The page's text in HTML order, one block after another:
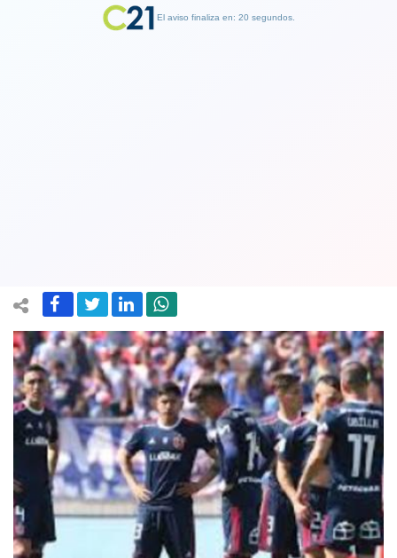
El aviso finaliza en: 19 segundos.